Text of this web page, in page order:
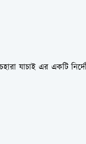
যাচাই এর একটি